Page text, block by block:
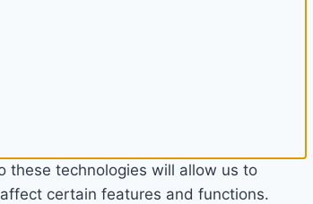
these technologies will allow us to
certain features and functions.